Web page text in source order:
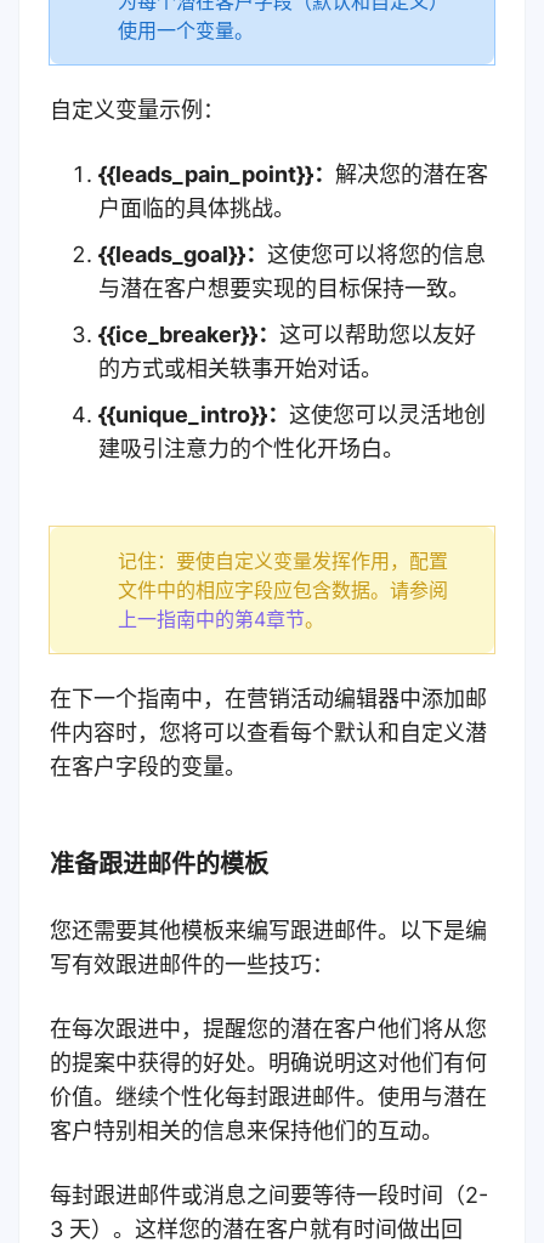
使用一个变量。
自定义变量示例：
{{leads_pain_point}}： 解决您的潜在客
户面临的具体挑战。
{{leads_goal}}： 这使您可以将您的信息
与潜在客户想要实现的目标保持一致。
{{ice_breaker}}： 这可以帮助您以友好
的方式或相关轶事开始对话。
{{unique_intro}}： 这使您可以灵活地创
建吸引注意力的个性化开场白。
记住：要使自定义变量发挥作用，配置
文件中的相应字段应包含数据。请参阅
上一指南中的第4章节。
在下一个指南中，在营销活动编辑器中添加邮
件内容时，您将可以查看每个默认和自定义潜
在客户字段的变量。
准备跟进邮件的模板
您还需要其他模板来编写跟进邮件。以下是编
写有效跟进邮件的一些技巧：
在每次跟进中，提醒您的潜在客户他们将从您
的提案中获得的好处。明确说明这对他们有何
价值。继续个性化每封跟进邮件。使用与潜在
客户特别相关的信息来保持他们的互动。
每封跟进邮件或消息之间要等待一段时间（2-
3 天）。这样您的潜在客户就有时间做出回